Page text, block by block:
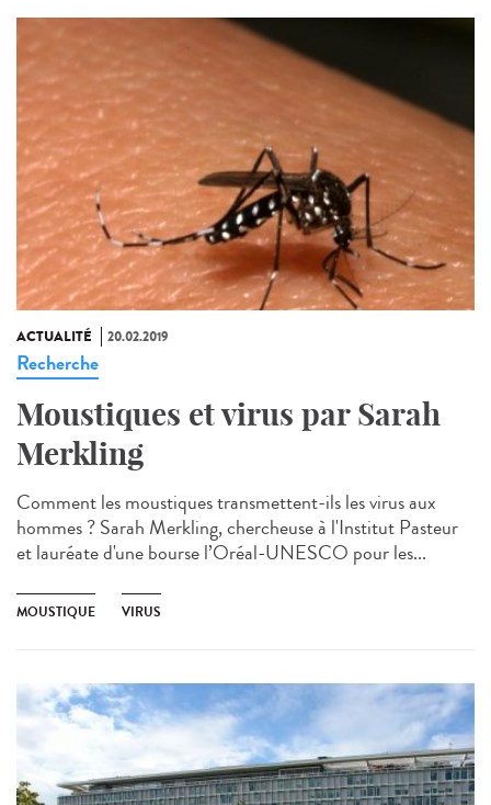
ACTUALITÉ 20.02.2019
Recherche
Moustiques et virus par Sarah
Merkling
Comment les moustiques transmettent-ils les virus aux
hommes ? Sarah Merkling, chercheuse à l'Institut Pasteur
et lauréate d'une bourse l’Oréal-UNESCO pour les...
MOUSTIQUE VIRUS